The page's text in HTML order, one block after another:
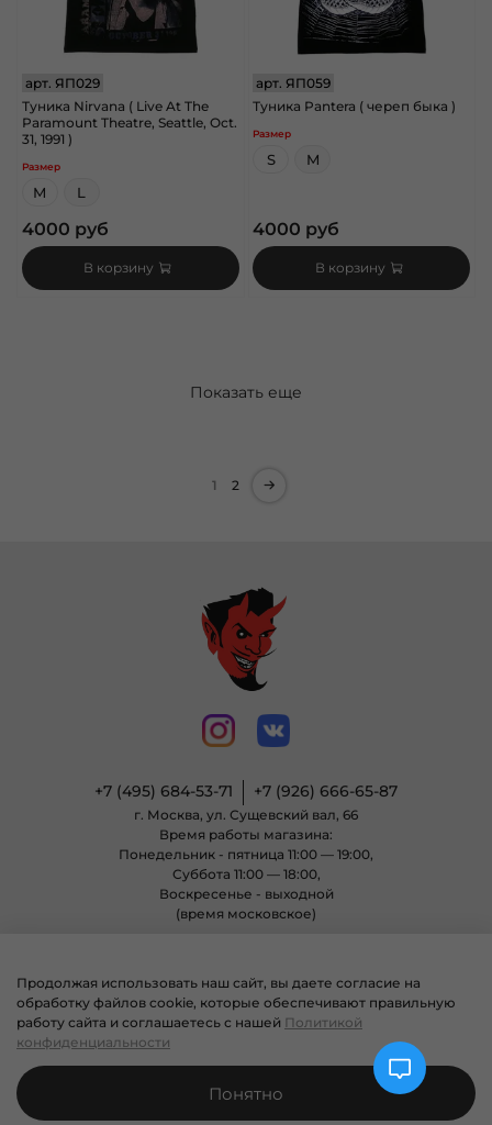
арт. ЯП029
Туника Nirvana ( Live At The
Paramount Theatre, Seattle, Oct.
31, 1991 )
Размер
M L
4000 руб
В корзину
арт.ЯП059
Туника Pantera ( череп быка )
Размер
S M
4000 руб
В корзину
Показать еще
1 2
+7 (495) 684-53-71 +7 (926) 666-65-87
г. Москва, ул. Сущевский вал, 66
Время работы магазина:
Понедельник - пятница 11:00 — 19:00,
Суббота 11:00 — 18:00,
Воскресенье - выходной
(время московское)
© 2004 - 2025 Магазин неформальной одежды «Позитиф» все права
защищены.
Продолжая использовать наш сайт, вы даете согласие на
обработку файлов cookie, которые обеспечивают правильную
работу сайта и соглашаетесь с нашей Политикой
конфиденциальности
Понятно